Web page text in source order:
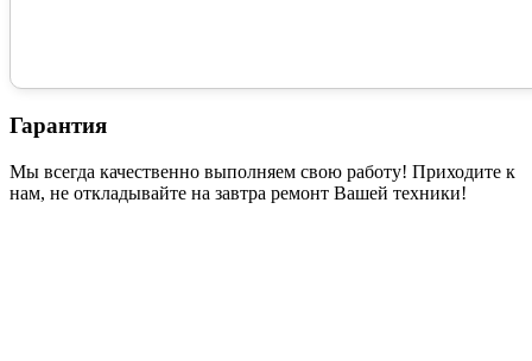
Гарантия
Мы всегда качественно выполняем свою работу! Приходите к
нам, не откладывайте на завтра ремонт Вашей техники!